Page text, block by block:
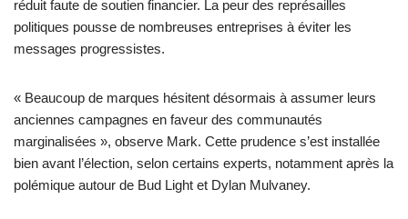
réduit faute de soutien financier. La peur des représailles
politiques pousse de nombreuses entreprises à éviter les
messages progressistes.
« Beaucoup de marques hésitent désormais à assumer leurs
anciennes campagnes en faveur des communautés
marginalisées », observe Mark. Cette prudence s’est installée
bien avant l’élection, selon certains experts, notamment après la
polémique autour de Bud Light et Dylan Mulvaney.